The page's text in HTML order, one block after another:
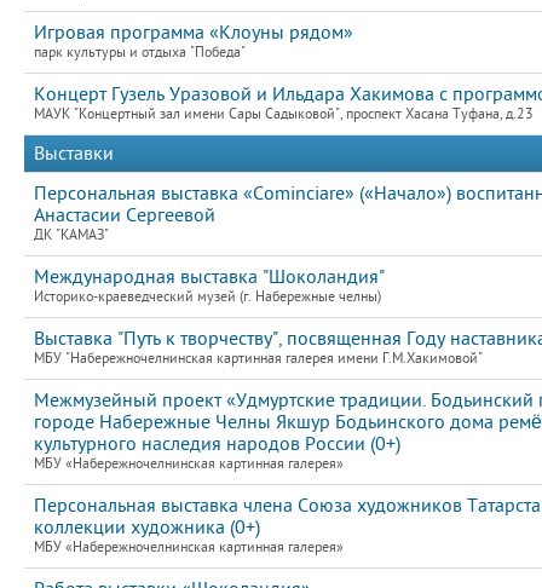
Игровая программа «Клоуны рядом»
парк культуры и отдыха "Победа"
Концерт Гузель Уразовой и Ильдара Хакимова с
МАУК "Концертный зал имени Сары Садыковой", проспект Хасана Туфана, д.23
Выставки
Персональная выставка «Cominciare» («Начало»)
Анастасии Сергеевой
ДК "КАМАЗ"
Международная выставка "Шоколандия"
Историко-краеведческий музей (г. Набережные челны)
Выставка "Путь к творчеству", посвященная Году
МБУ "Набережночелнинская картинная галерея имени Г.М.Хакимовой"
Межмузейный проект «Удмуртские традиции. Бодьинский
городе Набережные Челны Якшур Бодьинского дома
культурного наследия народов России (0+)
МБУ «Набережночелнинская картинная галерея»
Персональная выставка члена Союза художников
коллекции художника (0+)
МБУ «Набережночелнинская картинная галерея»